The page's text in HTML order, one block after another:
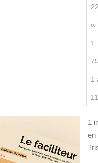
∞
1
1
1
en